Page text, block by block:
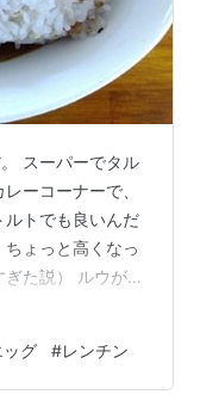
スーパーでタル
ーコーナーで、
ルトでも良いんだ
ょっと高くなっ
た説） ルウが安
剥くのがめんど
レーうどんが存
いてもおかしくな
ッグ #レンチン